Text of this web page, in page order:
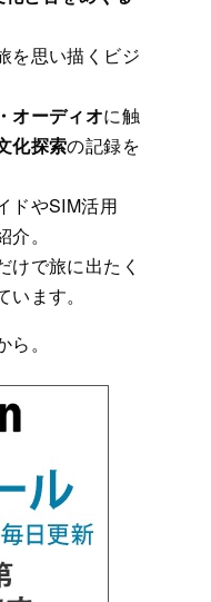
を思い描くビジ
オーディオに触
化探索の記録を
ドやSIM活用
。
けで旅に出たく
ます。
ら。